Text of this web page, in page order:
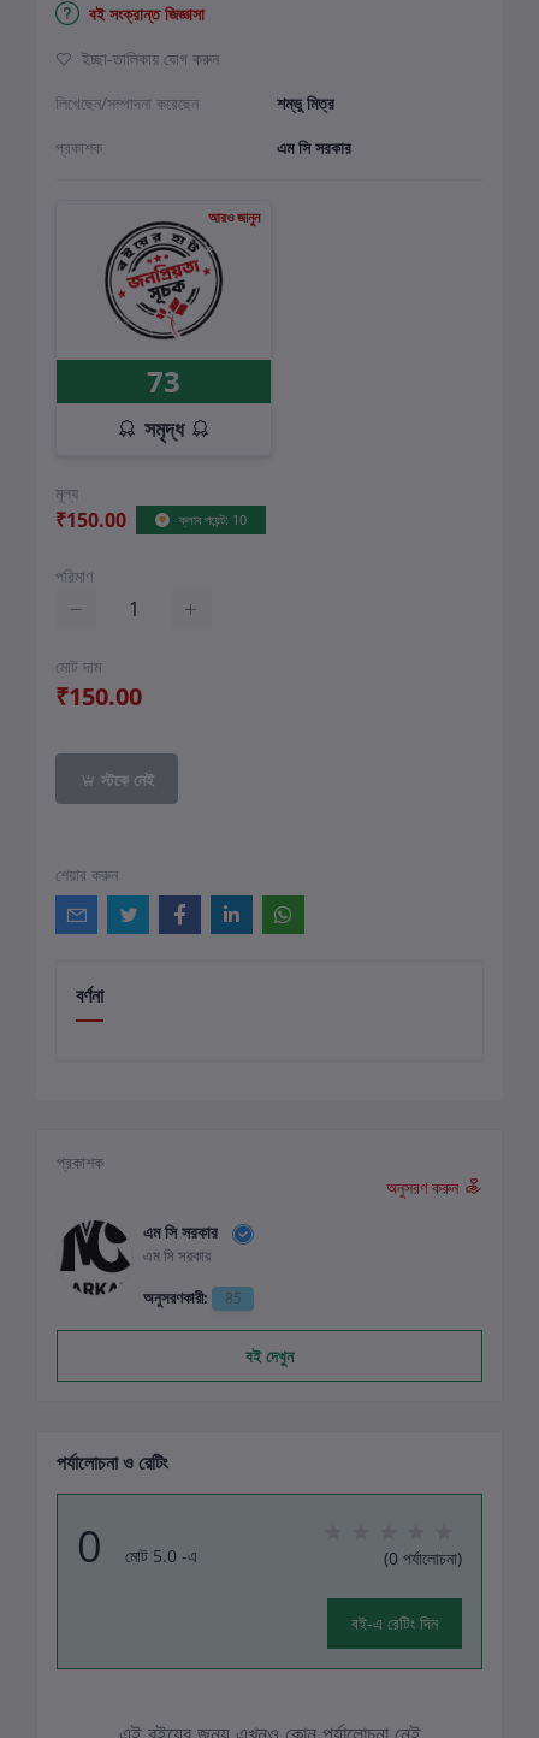
বই সংক্রান্ত জিজ্ঞাসা
ইচ্ছা-তালিকায় যোগ করুন
লিখেছেন/সম্পাদনা করেছেন
শম্ভু মিত্র
প্রকাশক
এম সি সরকার
আরও জানুন
73
সমৃদ্ধ
মূল্য
₹150.00 ক্লাব পয়েন্ট: 10
পরিমাণ
মোট দাম
₹150.00
স্টকে নেই
শেয়ার করুন
বর্ণনা
প্রকাশক
অনুসরণ করুন
এম সি সরকার
এম সি সরকার
অনুসরণকারী:
85
বই দেখুন
পর্যালোচনা ও রেটিং
0 মোট 5.0 -এ (0 পর্যালোচনা)
বই-এ রেটিং দিন